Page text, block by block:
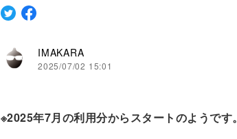
IMAKARA
2025/07/02 15:01
※2025年7月の利用分からスタートのようです。